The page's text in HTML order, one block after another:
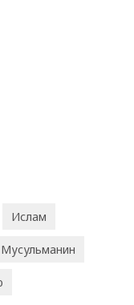
Ислам
Мусульманин